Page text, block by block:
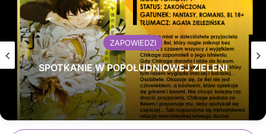
ZAPOWIEDZI
SPOTKANIE W POPOŁUDNIOWEJ ZIELENI